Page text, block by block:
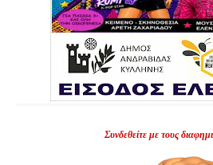
Συνδεθείτε με τους